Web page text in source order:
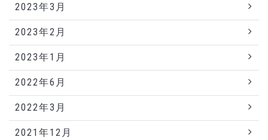
2023年3月
2023年2月
2023年1月
2022年6月
2022年3月
2021年12月